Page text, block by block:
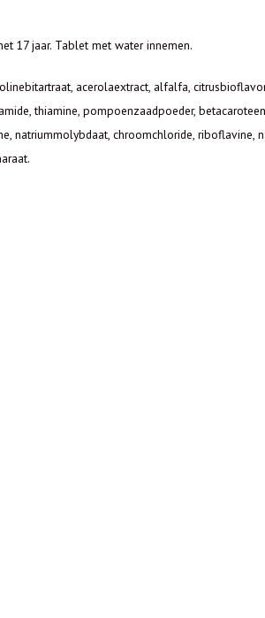
17 jaar. Tablet met water innemen.
acerolaextract, alfalfa,
thiamine, pompoenzaadpoeder,
natriummolybdaat, chroomchloride, riboflavine,